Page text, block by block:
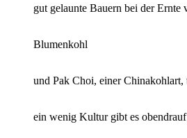
gut gelaunte Bauern bei der Ernte
Blumenkohl
und Pak Choi, einer
ein wenig Kultur gibt es obendrauf